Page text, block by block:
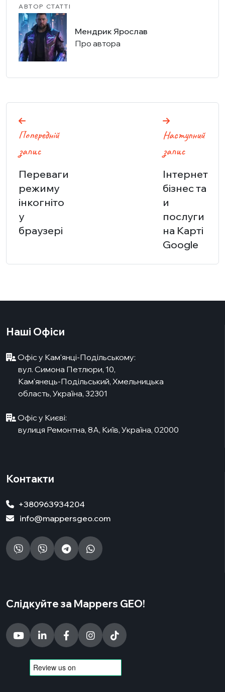
АВТОР СТАТТІ
Мендрик Ярослав
Про автора
Навігація
записів
Попередній
запис
Переваги
режиму
інкогніто
у
браузері
Наступний
запис
Інтернет
бізнес та
и
послуги
на Карті
Google
Наші Офіси
Офіс у Кам'янці-Подільському:
вул. Симона Петлюри, 10,
Кам'янець-Подільський, Хмельницька
область, Україна, 32301
Офіс у Києві:
вулиця Ремонтна, 8А, Київ, Україна, 02000
Контакти
+380963934204
info@mappersgeo.com
Слідкуйте за Mappers GEO!